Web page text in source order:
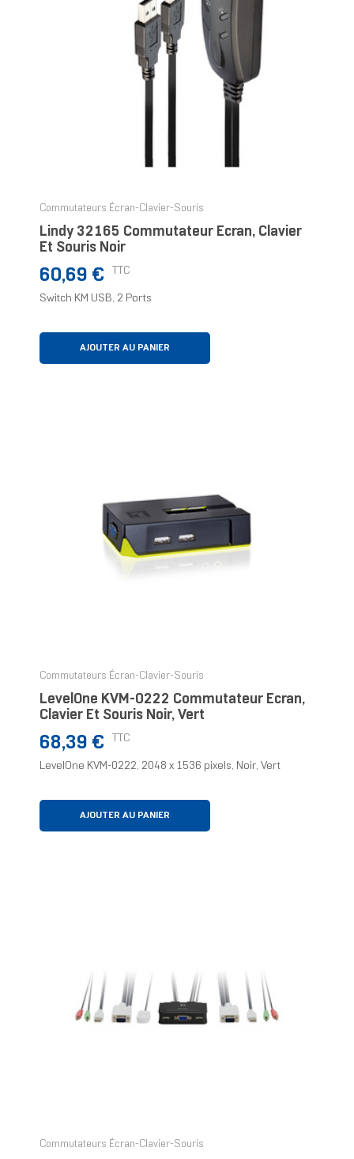
Commutateurs Écran-Clavier-Souris
Lindy 32165 Commutateur Écran, Clavier
Et Souris Noir
Prix
60,69 € TTC
Switch KM USB, 2 Ports
AJOUTER AU PANIER
Commutateurs Écran-Clavier-Souris
LevelOne KVM-0222 Commutateur Écran,
Clavier Et Souris Noir, Vert
Prix
68,39 € TTC
LevelOne KVM-0222, 2048 x 1536 pixels, Noir, Vert
AJOUTER AU PANIER
Commutateurs Écran-Clavier-Souris